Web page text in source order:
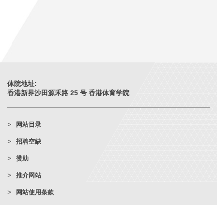
体院地址:
香港新界沙田源禾路 25 号 香港体育学院
网站目录
招聘空缺
赞助
推介网站
网站使用条款